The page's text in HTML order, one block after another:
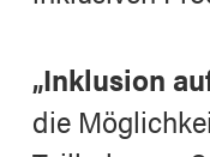
„Inklusion
die